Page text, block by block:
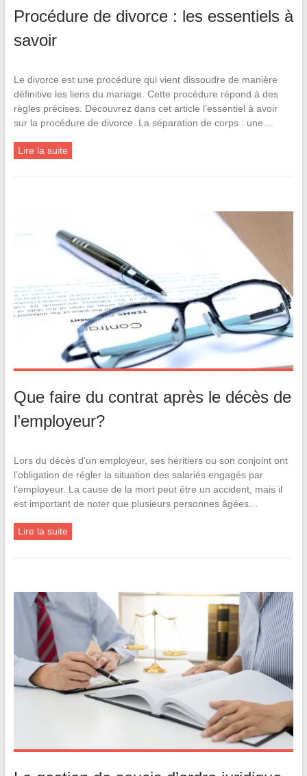
Procédure de divorce : les essentiels à
savoir
Le divorce est une procédure qui vient dissoudre de manière
définitive les liens du mariage. Cette procédure répond à des
règles précises. Découvrez dans cet article l’essentiel à avoir
sur la procédure de divorce. La séparation de corps : une…
Lire la suite
Que faire du contrat après le décès de
l’employeur?
Lors du décès d’un employeur, ses héritiers ou son conjoint ont
l’obligation de régler la situation des salariés engagés par
l’employeur. La cause de la mort peut être un accident, mais il
est important de noter que plusieurs personnes âgées…
Lire la suite